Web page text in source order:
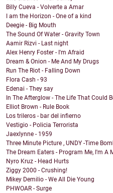
Billy Cueva - Volverte a Amar
I am the Horizon - One of a kind
Deegie - Big Mouth
The Sound Of Water - Gravity Town
Aamir Rizvi - Last night
Alex Henry Foster - I'm Afraid
Dream & Onion - Me And My Drugs
Run The Riot - Falling Down
Flora Cash - 93
Edenai - They say
In The Afterglow - The Life That Could
Elliot Brown - Rule Book
Los trileros - bar del infierno
Vestigio - Policia Terrorista
Jaexlynne - 1959
Three Minute Picture , UNDY -Time
The Dream Eaters - Program Me, I'm A
Nyro Kruz - Head Hurts
Ziggy 2000 - Crushing!
Mikey Demilio - We All Die Young
PHWOAR - Surge